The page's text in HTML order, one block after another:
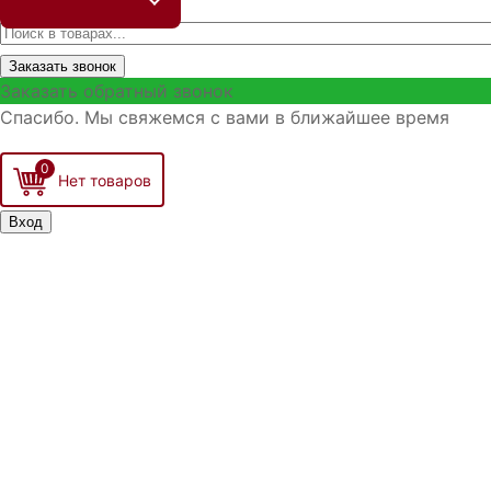
Заказать звонок
Заказать обратный звонок
Спасибо. Мы свяжемся с вами в ближайшее время
0
Вход